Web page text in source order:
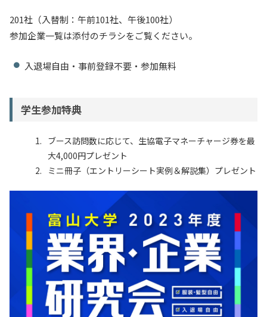
201社（入替制：午前101社、午後100社）
参加企業一覧は添付のチラシをご覧ください。
入退場自由・事前登録不要・参加無料
学生参加特典
ブース訪問数に応じて、生協電子マネーチャージ券を最
大4,000円プレゼント
ミニ冊子（エントリーシート実例＆解説集）プレゼント